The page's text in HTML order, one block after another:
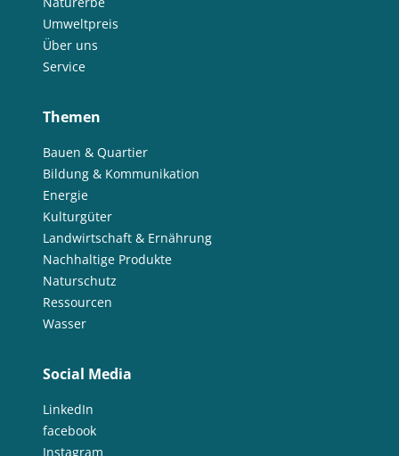
Umweltpreis
Über uns
Service
Themen
Bauen & Quartier
Bildung & Kommunikation
Energie
Kulturgüter
Landwirtschaft & Ernährung
Nachhaltige Produkte
Naturschutz
Ressourcen
Wasser
Social Media
LinkedIn
facebook
Instagram